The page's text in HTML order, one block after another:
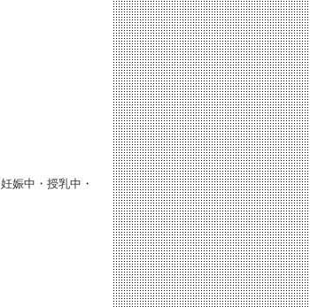
娠中・授乳中・